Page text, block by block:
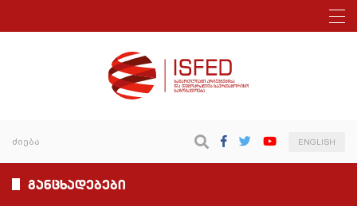
ENGLISH
განცხადებები